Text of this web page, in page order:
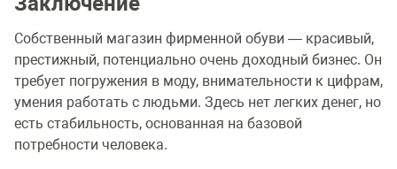
Собственный магазин фирменной обуви — красивый,
престижный, потенциально очень доходный бизнес. Он
требует погружения в моду, внимательности к цифрам,
умения работать с людьми. Здесь нет легких денег, но
есть стабильность, основанная на базовой
потребности человека.